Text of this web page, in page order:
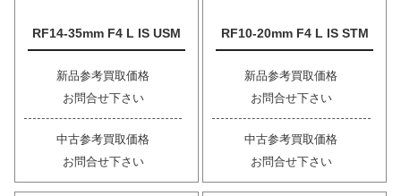
RF14-35mm F4 L IS USM
新品参考買取価格
お問合せ下さい
中古参考買取価格
お問合せ下さい
RF10-20mm F4 L IS STM
新品参考買取価格
お問合せ下さい
中古参考買取価格
お問合せ下さい